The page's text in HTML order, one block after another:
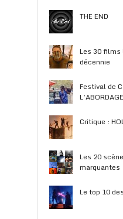
THE END
Les 30
décennie
Festival de
Critique :
Les 20
marquantes
Le top 10